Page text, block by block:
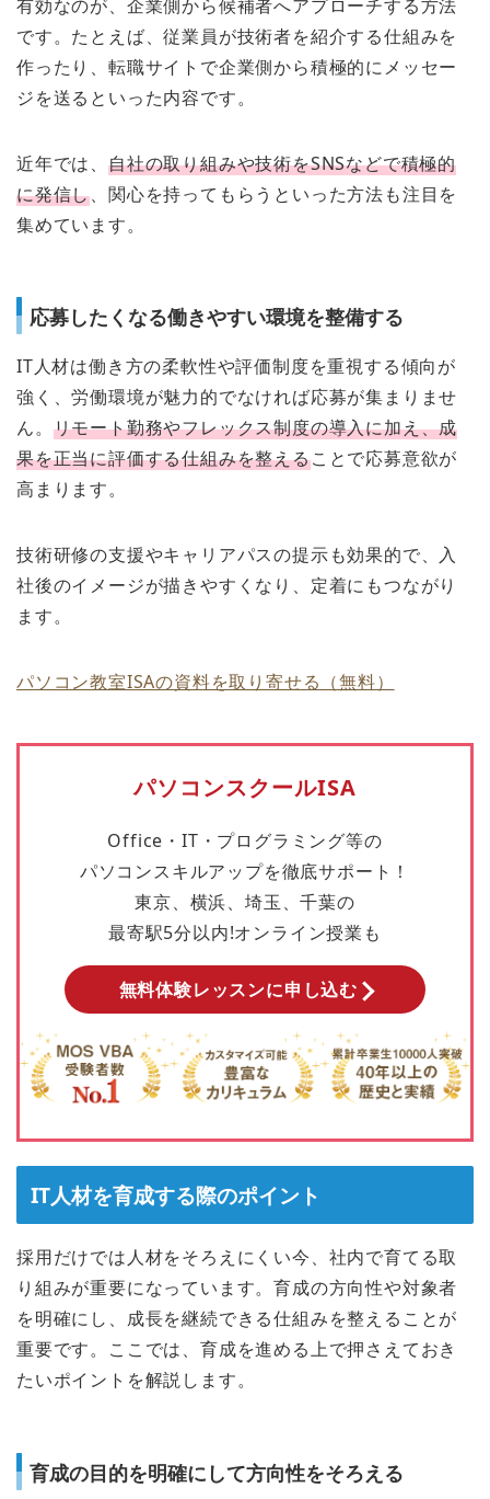
有効なのが、企業側から候補者へアプローチする方法
です。たとえば、従業員が技術者を紹介する仕組みを
作ったり、転職サイトで企業側から積極的にメッセー
ジを送るといった内容です。
近年では、 自社の取り組みや技術をSNSなどで積極的
に発信し、関心を持ってもらうといった方法も注目を
集めています。
応募したくなる働きやすい環境を整備する
IT人材は働き方の柔軟性や評価制度を重視する傾向が
強く、労働環境が魅力的でなければ応募が集まりませ
ん。 リモート勤務やフレックス制度の導入に加え、成
果を正当に評価する仕組みを整えることで応募意欲が
高まります。
技術研修の支援やキャリアパスの提示も効果的で、入
社後のイメージが描きやすくなり、定着にもつながり
ます。
パソコン教室ISAの資料を取り寄せる（無料）
パソコンスクールISA
Office・IT・プログラミング等の
パソコンスキルアップを徹底サポート！
東京、横浜、埼玉、千葉の
最寄駅5分以内!オンライン授業も
無料体験レッスンに申し込む
IT人材を育成する際のポイント
採用だけでは人材をそろえにくい今、社内で育てる取
り組みが重要になっています。育成の方向性や対象者
を明確にし、成長を継続できる仕組みを整えることが
重要です。ここでは、育成を進める上で押さえておき
たいポイントを解説します。
育成の目的を明確にして方向性をそろえる